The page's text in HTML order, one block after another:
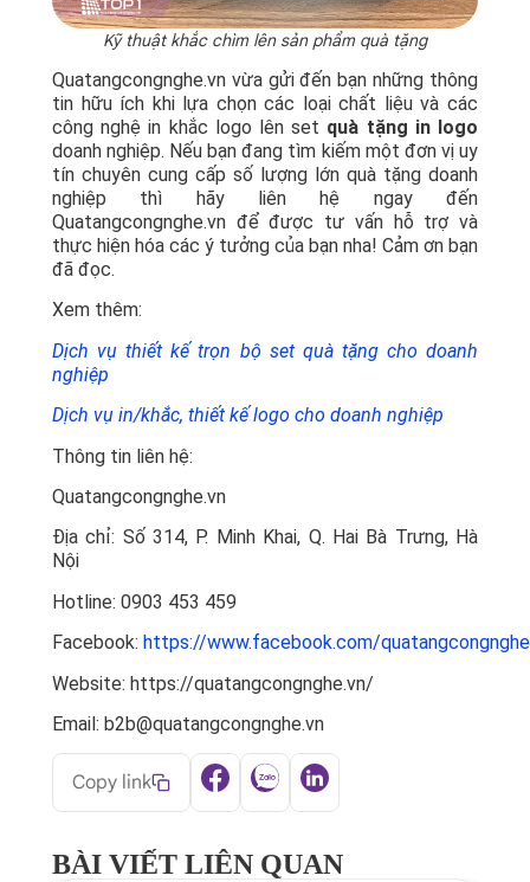
Kỹ thuật khắc chìm lên sản phẩm quà tặng
Quatangcongnghe.vn vừa gửi đến bạn những thông
tin hữu ích khi lựa chọn các loại chất liệu và các
công nghệ in khắc logo lên set quà tặng in logo
doanh nghiệp. Nếu bạn đang tìm kiếm một đơn vị uy
tín chuyên cung cấp số lượng lớn quà tặng doanh
nghiệp thì hãy liên hệ ngay đến
Quatangcongnghe.vn để được tư vấn hỗ trợ và
thực hiện hóa các ý tưởng của bạn nha! Cảm ơn bạn
đã đọc.
Xem thêm:
Dịch vụ thiết kế trọn bộ set quà tặng cho doanh
nghiệp
Dịch vụ in/khắc, thiết kế logo cho doanh nghiệp
Thông tin liên hệ:
Quatangcongnghe.vn
Địa chỉ: Số 314, P. Minh Khai, Q. Hai Bà Trưng, Hà
Nội
Hotline: 0903 453 459
Facebook: https://www.facebook.com/
Website: https://quatangcongnghe.vn/
Email: b2b@quatangcongnghe.vn
Copy link
BÀI VIẾT LIÊN QUAN